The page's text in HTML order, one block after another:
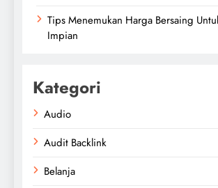
Tips Menemukan Harga Bersaing
Impian
Kategori
Audio
Audit Backlink
Belanja